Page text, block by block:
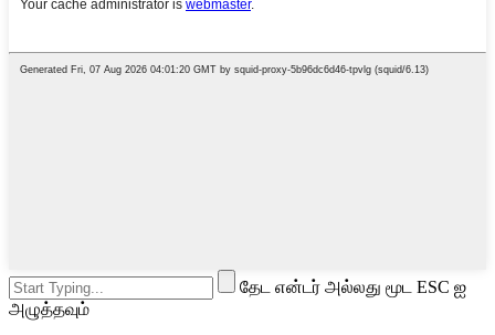
தேட என்டர் அல்லது மூட ESC ஐ
அழுத்தவும்